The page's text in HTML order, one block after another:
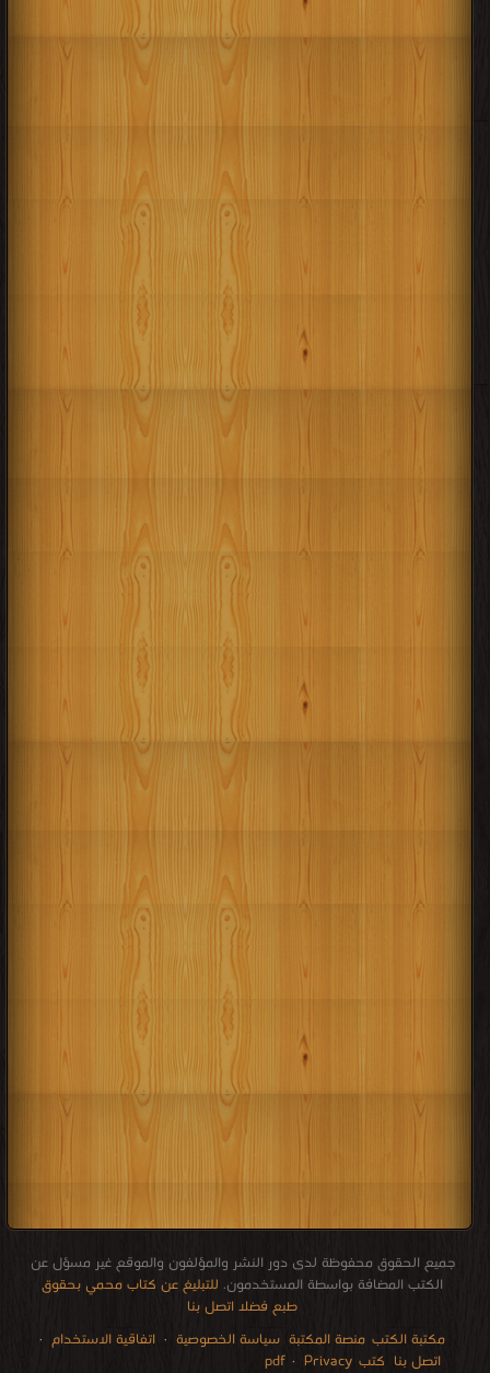
جميع الحقوق محفوظة لدى دور النشر والمؤلفون والموقع غير مسؤل عن
الكتب المضافة بواسطة المستخدمون. للتبليغ عن كتاب محمي بحقوق
طبع فضلا اتصل بنا
مكتبة الكتب منصة المكتبة سياسة الخصوصية · اتفاقية الاستخدام ·
اتصل بنا كتب pdf · Privacy